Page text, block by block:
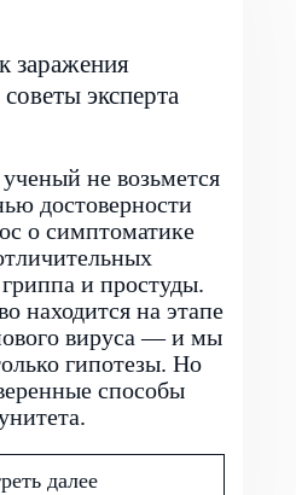
заражения
эксперта
не возьмется
достоверности
о симптоматике
и простуды.
находится на этапе
вируса — и мы
гипотезы. Но
способы
далее